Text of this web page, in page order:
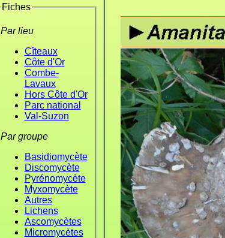
Fiches
Par lieu
Cîteaux
Côte d'Or
Combe-
Lavaux
Hors Côte d'Or
Parc national
Val-Suzon
Par groupe
Basidiomycète
Discomycète
Pyrénomycète
Myxomycète
Autres
Lichens
Ascomycètes
Micromycètes